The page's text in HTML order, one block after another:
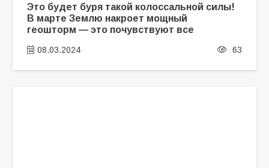
Это будет буря такой колоссальной силы!
В марте Землю накроет мощный
геошторм — это почувствуют все
08.03.2024 63